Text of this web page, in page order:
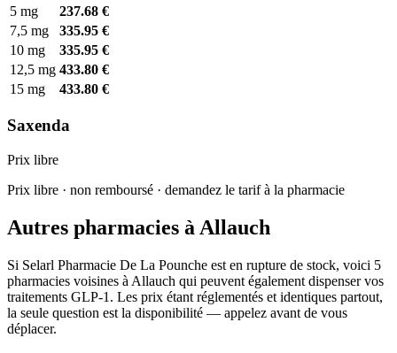
5 mg
237.68 €
7,5 mg
335.95 €
10 mg
335.95 €
12,5 mg 433.80 €
15 mg
433.80 €
Saxenda
Prix libre
Prix libre · non remboursé · demandez le tarif à la pharmacie
Autres pharmacies à Allauch
Si Selarl Pharmacie De La Pounche est en rupture de stock, voici 5
pharmacies voisines à Allauch qui peuvent également dispenser vos
traitements GLP-1. Les prix étant réglementés et identiques partout,
la seule question est la disponibilité — appelez avant de vous
déplacer.